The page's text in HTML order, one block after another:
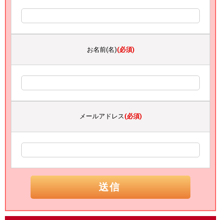
お名前(名)(必須)
メールアドレス(必須)